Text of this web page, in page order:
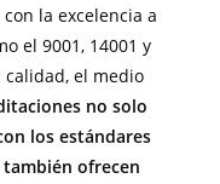
la excelencia a
el 9001, 14001 y
calidad, el medio
no solo
los estándares
ofrecen